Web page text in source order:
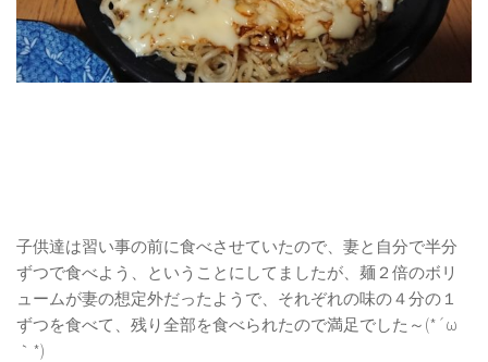
子供達は習い事の前に食べさせていたので、妻と自分で半分
ずつで食べよう、ということにしてましたが、麺２倍のボリ
ュームが妻の想定外だったようで、それぞれの味の４分の１
ずつを食べて、残り全部を食べられたので満足でした～(*´ω
｀*)